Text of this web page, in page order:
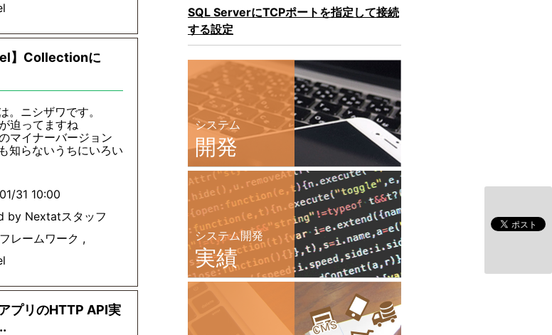
】Collectionに
。ニシザワです。
迫ってますね
マイナーバージョン
知らないうちにいろい
31 10:00
by Nextatスタッフ
フレームワーク ,
プリのHTTP API実
SQL ServerにTCPポートを指定して接続
する設定
システム
開発
システム開発
実績